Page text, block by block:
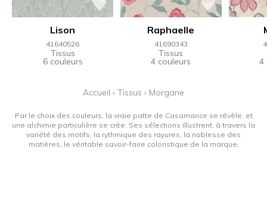
Lison
41640526
Tissus
6 couleurs
Raphaelle
41690343
Tissus
4 couleurs 4
Accueil › Tissus › Morgane
Par le choix des couleurs, la vraie patte de Casamance se révèle, et
une alchimie particulière se crée. Ses sélections illustrent, à travers la
variété des motifs, la rythmique des rayures, la noblesse des
matières, le véritable savoir-faire coloristique de la marque.